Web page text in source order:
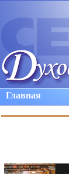
Главная